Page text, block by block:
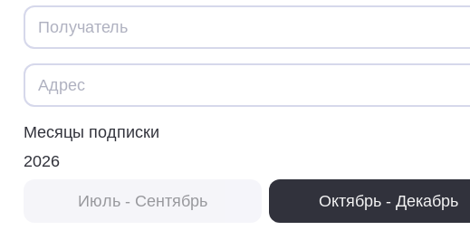
Месяцы подписки
2026
Июль - Сентябрь Октябрь - Декабрь